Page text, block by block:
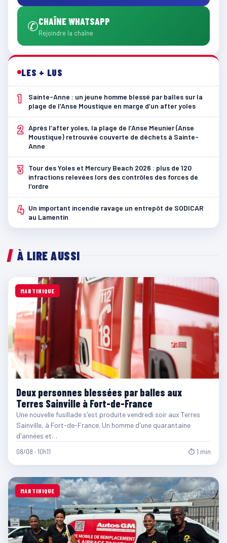
✆CHAÎNE WHATSAPP
Rejoindre la chaîne
LES + LUS
1
Sainte-Anne : un jeune homme blessé par balles sur la
plage de l’Anse Moustique en marge d’un after yoles
2 Après l’after yoles, la plage de l’Anse Meunier (Anse
Moustique) retrouvée couverte de déchets à Sainte-
Anne
3
Tour des Yoles et Mercury Beach 2026 : plus de 120
infractions relevées lors des contrôles des forces de
l’ordre
4 Un important incendie ravage un entrepôt de SODICAR
au Lamentin
À LIRE AUSSI
MARTINIQUE
Deux personnes blessées par balles aux
Terres Sainville à Fort-de-France
Une nouvelle fusillade s'est produite vendredi soir aux Terres
Sainville, à Fort-de-France. Un homme d'une quarantaine
d'années et…
08/08 · 10h11 ⏱ 1 min
MARTINIQUE